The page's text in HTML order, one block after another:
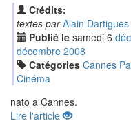
Crédits:
textes par Alain Dartigues
Publié le samedi 6 déc
décembre 2008
Catégories Cannes
Cinéma
nato a Cannes.
Lire l'article